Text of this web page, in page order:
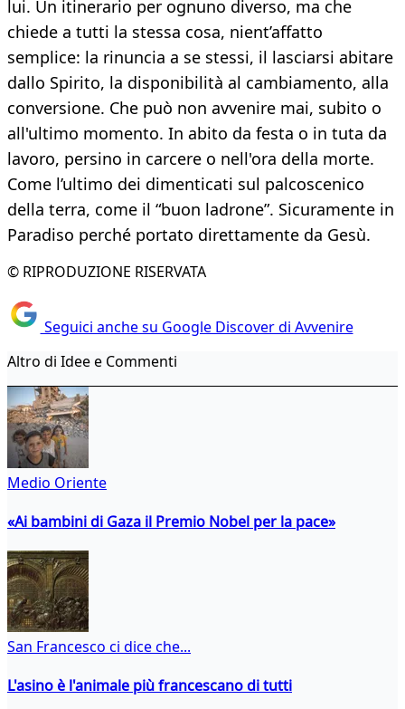
lui. Un itinerario per ognuno diverso, ma che
chiede a tutti la stessa cosa, nient’affatto
semplice: la rinuncia a se stessi, il lasciarsi abitare
dallo Spirito, la disponibilità al cambiamento, alla
conversione. Che può non avvenire mai, subito o
all'ultimo momento. In abito da festa o in tuta da
lavoro, persino in carcere o nell'ora della morte.
Come l’ultimo dei dimenticati sul palcoscenico
della terra, come il “buon ladrone”. Sicuramente in
Paradiso perché portato direttamente da Gesù.
© RIPRODUZIONE RISERVATA
Seguici anche su Google Discover di Avvenire
Altro di Idee e Commenti
Medio Oriente
«Ai bambini di Gaza il Premio Nobel per la pace»
San Francesco ci dice che...
L'asino è l'animale più francescano di tutti